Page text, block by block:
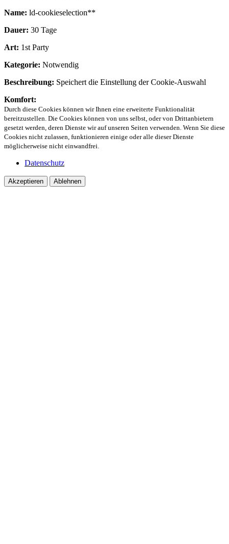
Name: ld-cookieselection**
Dauer: 30 Tage
Art: 1st Party
Kategorie: Notwendig
Beschreibung: Speichert die Einstellung der Cookie-Auswahl
Komfort:
Durch diese Cookies können wir Ihnen eine erweiterte Funktionalität
bereitzustellen. Die Cookies können von uns selbst, oder von Drittanbietern
gesetzt werden, deren Dienste wir auf unseren Seiten verwenden. Wenn Sie diese
Cookies nicht zulassen, funktionieren einige oder alle dieser Dienste
möglicherweise nicht einwandfrei.
Datenschutz
Akzeptieren Ablehnen